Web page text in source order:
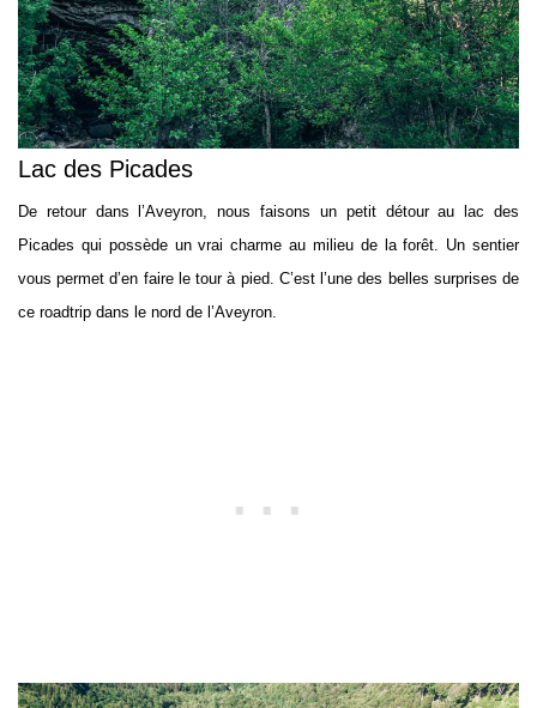
Lac des Picades
De retour dans l’Aveyron, nous faisons un petit détour au lac des
Picades qui possède un vrai charme au milieu de la forêt. Un sentier
vous permet d’en faire le tour à pied. C’est l’une des belles surprises de
ce roadtrip dans le nord de l’Aveyron.